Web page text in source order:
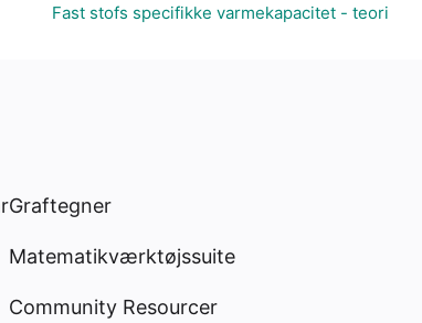
Fast stofs specifikke varmekapacitet - teori
Graftegner
Matematikværktøjssuite
Community Resourcer